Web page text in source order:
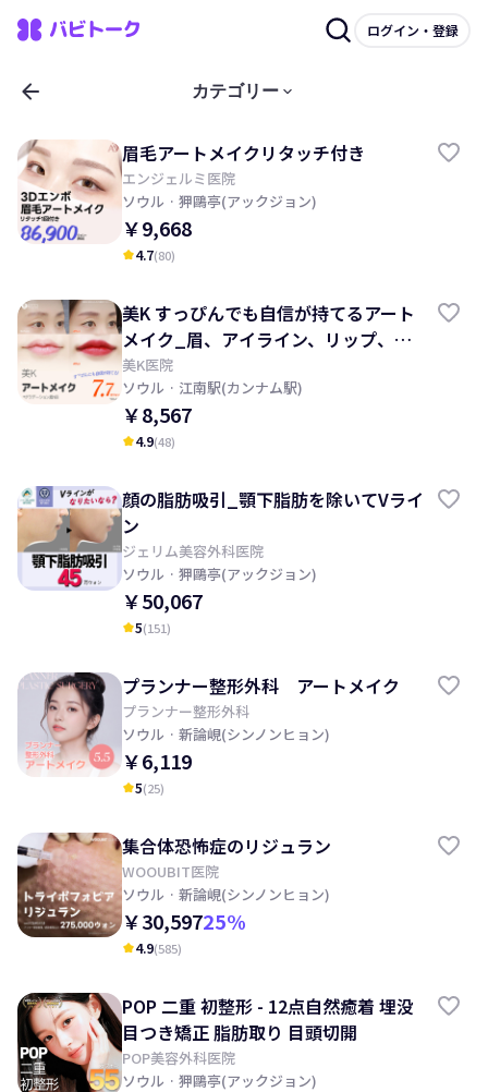
ログイン・登録
arrow_back カテゴリー keyboard_arrow_down
眉毛アートメイクリタッチ付き
エンジェルミ医院
ソウル · 狎鷗亭(アックジョン)
￥9,668
kid_star4.7(80)
美K すっぴんでも自信が持てるアート
メイク_眉、アイライン、リップ、頭
皮、ヘアライン
美K医院
ソウル · 江南駅(カンナム駅)
￥8,567
kid_star4.9(48)
顔の脂肪吸引_顎下脂肪を除いてVライ
ン
ジェリム美容外科医院
ソウル · 狎鷗亭(アックジョン)
￥50,067
kid_star5(151)
プランナー整形外科 アートメイク
プランナー整形外科
ソウル · 新論峴(シンノンヒョン)
￥6,119
kid_star5(25)
集合体恐怖症のリジュラン
WOOUBIT医院
ソウル · 新論峴(シンノンヒョン)
￥30,59725%
kid_star4.9(585)
POP 二重 初整形 - 12点自然癒着 埋没
目つき矯正 脂肪取り 目頭切開
POP美容外科医院
ソウル · 狎鷗亭(アックジョン)